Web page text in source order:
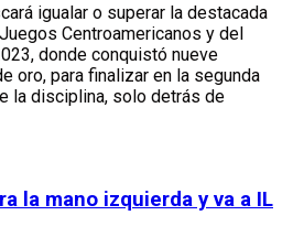
igualar o superar la destacada
Centroamericanos y del
donde conquistó nueve
oro, para finalizar en la segunda
la disciplina, solo detrás de
la mano izquierda y va a IL